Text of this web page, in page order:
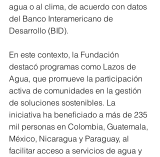
agua o al clima, de acuerdo con datos
del Banco Interamericano de
Desarrollo (BID).
En este contexto, la Fundación
destacó programas como Lazos de
Agua, que promueve la participación
activa de comunidades en la gestión
de soluciones sostenibles. La
iniciativa ha beneficiado a más de 235
mil personas en Colombia, Guatemala,
México, Nicaragua y Paraguay, al
facilitar acceso a servicios de agua y